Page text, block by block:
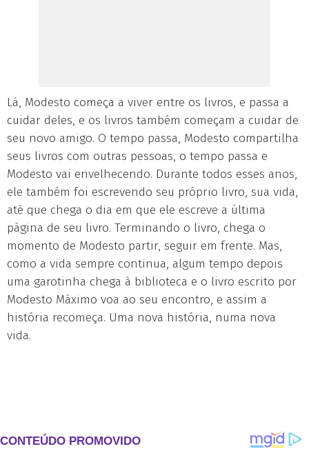
Lá, Modesto começa a viver entre os livros, e passa a
cuidar deles, e os livros também começam a cuidar de
seu novo amigo. O tempo passa, Modesto compartilha
seus livros com outras pessoas, o tempo passa e
Modesto vai envelhecendo. Durante todos esses anos,
ele também foi escrevendo seu próprio livro, sua vida,
até que chega o dia em que ele escreve a última
página de seu livro. Terminando o livro, chega o
momento de Modesto partir, seguir em frente. Mas,
como a vida sempre continua, algum tempo depois
uma garotinha chega à biblioteca e o livro escrito por
Modesto Máximo voa ao seu encontro, e assim a
história recomeça. Uma nova história, numa nova
vida.